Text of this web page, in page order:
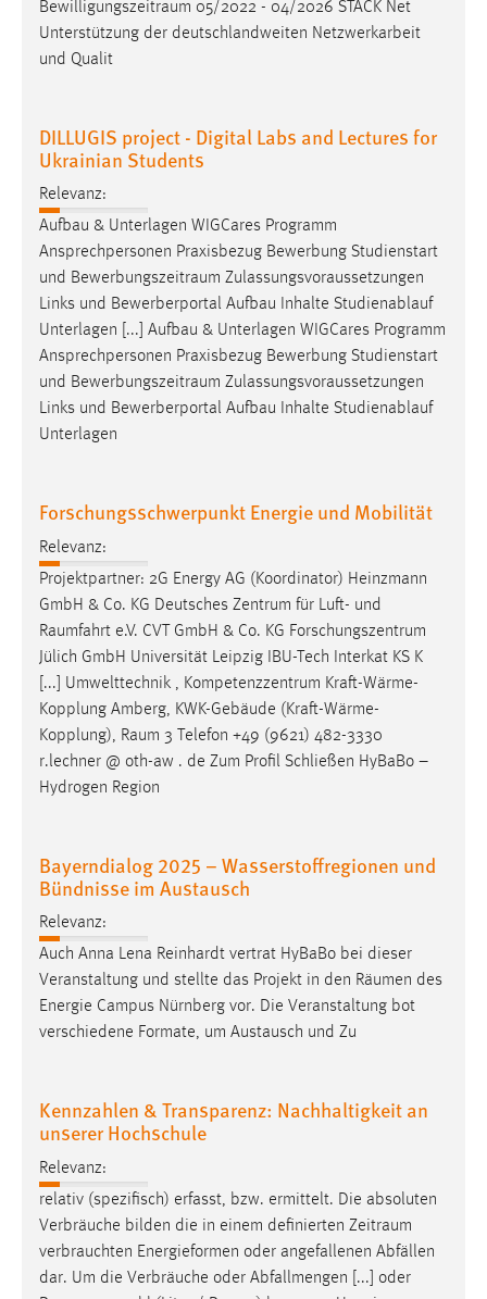
Bewilligungszeitraum 05/2022 - 04/2026 STACK Net
Unterstützung der deutschlandweiten Netzwerkarbeit
und Qualit
DILLUGIS project - Digital Labs and Lectures for
Ukrainian Students
Relevanz:
Aufbau & Unterlagen WIGCares Programm
Ansprechpersonen Praxisbezug Bewerbung Studienstart
und Bewerbungszeitraum Zulassungsvoraussetzungen
Links und Bewerberportal Aufbau Inhalte Studienablauf
Unterlagen [...] Aufbau & Unterlagen WIGCares Programm
Ansprechpersonen Praxisbezug Bewerbung Studienstart
und Bewerbungszeitraum Zulassungsvoraussetzungen
Links und Bewerberportal Aufbau Inhalte Studienablauf
Unterlagen
Forschungsschwerpunkt Energie und Mobilität
Relevanz:
Projektpartner: 2G Energy AG (Koordinator) Heinzmann
GmbH & Co. KG Deutsches Zentrum für Luft- und
Raumfahrt e.V. CVT GmbH & Co. KG Forschungszentrum
Jülich GmbH Universität Leipzig IBU-Tech Interkat KS K
[...] Umwelttechnik , Kompetenzzentrum Kraft-Wärme-
Kopplung Amberg, KWK-Gebäude (Kraft-Wärme-
Kopplung), Raum 3 Telefon +49 (9621) 482-3330
r.lechner @ oth-aw . de Zum Profil Schließen HyBaBo –
Hydrogen Region
Bayerndialog 2025 – Wasserstoffregionen und
Bündnisse im Austausch
Relevanz:
Auch Anna Lena Reinhardt vertrat HyBaBo bei dieser
Veranstaltung und stellte das Projekt in den Räumen des
Energie Campus Nürnberg vor. Die Veranstaltung bot
verschiedene Formate, um Austausch und Zu
Kennzahlen & Transparenz: Nachhaltigkeit an
unserer Hochschule
Relevanz:
relativ (spezifisch) erfasst, bzw. ermittelt. Die absoluten
Verbräuche bilden die in einem definierten Zeitraum
verbrauchten Energieformen oder angefallenen Abfällen
dar. Um die Verbräuche oder Abfallmengen [...] oder